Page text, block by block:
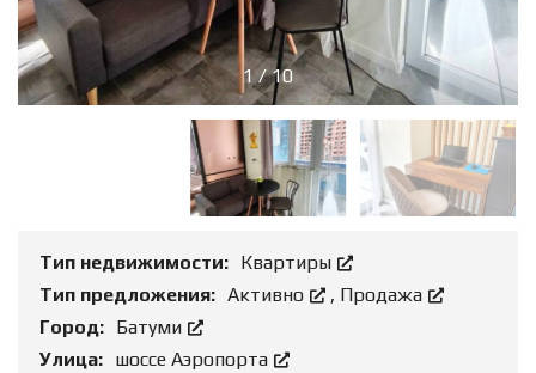
1/10
Тип недвижимости: Квартиры
Тип предложения: Активно , Продажа
Город: Батуми
Улица: шоссе Аэропорта